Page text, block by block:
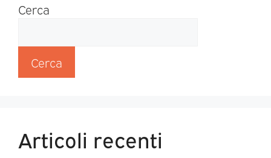
Cerca
Cerca
Articoli recenti